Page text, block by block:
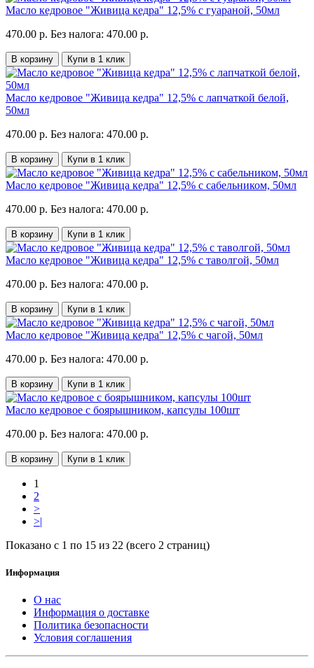
Масло кедровое "Живица кедра" 12,5% с гуараной, 50мл
470.00 р. Без налога: 470.00 р.
В корзину Купи в 1 клик
Масло кедровое "Живица кедра" 12,5% с лапчаткой белой,
50мл
470.00 р. Без налога: 470.00 р.
В корзину Купи в 1 клик
Масло кедровое "Живица кедра" 12,5% с сабельником, 50мл
470.00 р. Без налога: 470.00 р.
В корзину Купи в 1 клик
Масло кедровое "Живица кедра" 12,5% с таволгой, 50мл
470.00 р. Без налога: 470.00 р.
В корзину Купи в 1 клик
Масло кедровое "Живица кедра" 12,5% с чагой, 50мл
470.00 р. Без налога: 470.00 р.
В корзину Купи в 1 клик
Масло кедровое с боярышником, капсулы 100шт
470.00 р. Без налога: 470.00 р.
В корзину Купи в 1 клик
1
2
>
>|
Показано с 1 по 15 из 22 (всего 2 страниц)
Информация
О нас
Информация о доставке
Политика безопасности
Условия соглашения